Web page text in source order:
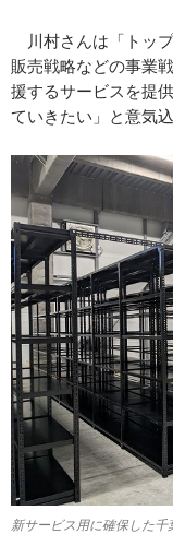
川村さんは「トッ
販売戦略などの事業
援するサービスを提
ていきたい」と意気込
新サービス用に確保した